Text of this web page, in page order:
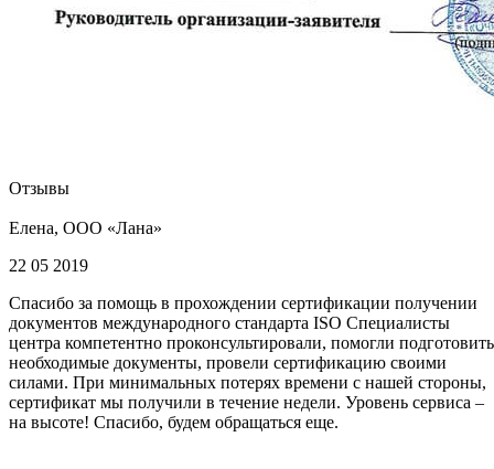
Отзывы
Елена, ООО «Лана»
22 05 2019
Спасибо за помощь в прохождении сертификации получении
документов международного стандарта ISO Специалисты
центра компетентно проконсультировали, помогли подготовить
необходимые документы, провели сертификацию своими
силами. При минимальных потерях времени с нашей стороны,
сертификат мы получили в течение недели. Уровень сервиса –
на высоте! Спасибо, будем обращаться еще.